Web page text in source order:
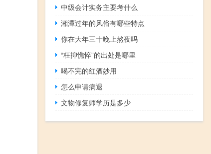
中级会计实务主要考什么
湘潭过年的风俗有哪些特点
你在大年三十晚上熬夜吗
“枉抑憔悴”的出处是哪里
喝不完的红酒妙用
怎么申请病退
文物修复师学历是多少